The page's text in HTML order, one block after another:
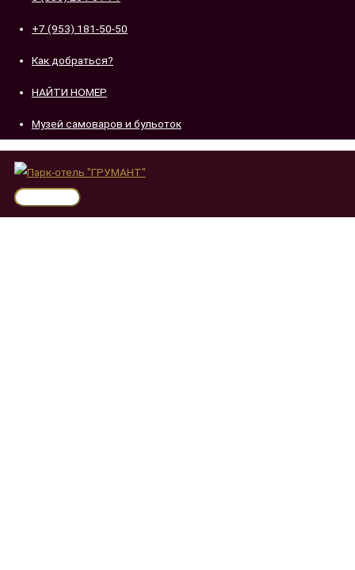
+7 (953) 181-50-50
Как добраться?
НАЙТИ НОМЕР
Музей самоваров и бульоток
Главное